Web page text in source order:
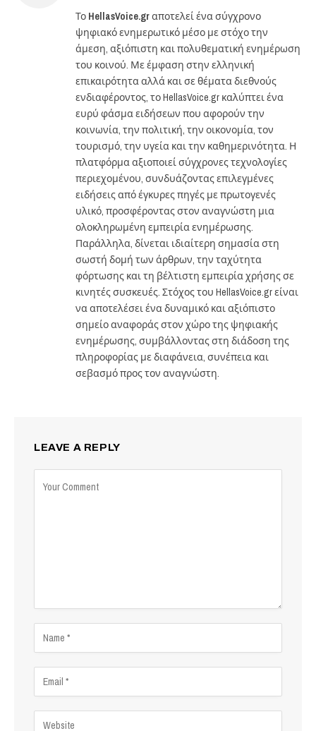
Το HellasVoice.grαποτελεί ένα σύγχρονο
ψηφιακό ενημερωτικό μέσο με στόχο την
άμεση, αξιόπιστη και πολυθεματική ενημέρωση
του κοινού. Με έμφαση στην ελληνική
επικαιρότητα αλλά και σε θέματα διεθνούς
ενδιαφέροντος, το HellasVoice.gr καλύπτει ένα
ευρύ φάσμα ειδήσεων που αφορούν την
κοινωνία, την πολιτική, την οικονομία, τον
τουρισμό, την υγεία και την καθημερινότητα. Η
πλατφόρμα αξιοποιεί σύγχρονες τεχνολογίες
περιεχομένου, συνδυάζοντας επιλεγμένες
ειδήσεις από έγκυρες πηγές με πρωτογενές
υλικό, προσφέροντας στον αναγνώστη μια
ολοκληρωμένη εμπειρία ενημέρωσης.
Παράλληλα, δίνεται ιδιαίτερη σημασία στη
σωστή δομή των άρθρων, την ταχύτητα
φόρτωσης και τη βέλτιστη εμπειρία χρήσης σε
κινητές συσκευές. Στόχος του HellasVoice.gr είναι
να αποτελέσει ένα δυναμικό και αξιόπιστο
σημείο αναφοράς στον χώρο της ψηφιακής
ενημέρωσης, συμβάλλοντας στη διάδοση της
πληροφορίας με διαφάνεια, συνέπεια και
σεβασμό προς τον αναγνώστη.
LEAVE A REPLY